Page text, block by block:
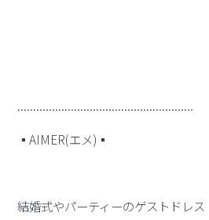
........................................................
▪︎AIMER(エメ)▪︎
結婚式やパーティーのゲストドレス